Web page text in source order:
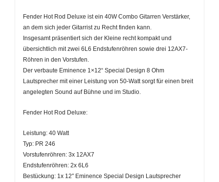
Fender Hot Rod Deluxe ist ein 40W Combo Gitarren Verstärker,
an dem sich jeder Gitarrist zu Recht finden kann.
Insgesamt präsentiert sich der Kleine recht kompakt und
übersichtlich mit zwei 6L6 Endstufenröhren sowie drei 12AX7-
Röhren in den Vorstufen.
Der verbaute Eminence 1×12“ Special Design 8 Ohm
Lautsprecher mit einer Leistung von 50-Watt sorgt für einen breit
angelegten Sound auf Bühne und im Studio.
Fender Hot Rod Deluxe:
Leistung: 40 Watt
Typ: PR 246
Vorstufenröhren: 3x 12AX7
Endstufenröhren: 2x 6L6
Bestückung: 1x 12″ Eminence Special Design Lautsprecher